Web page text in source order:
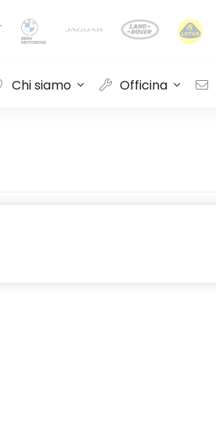
Chi siamo Officina